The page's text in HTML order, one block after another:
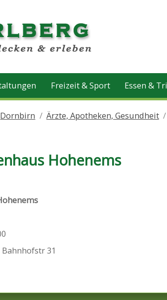
Freizeit & Sport Essen &
Dornbirn Ärzte, Apotheken, Gesundheit
Hohenems
Bahnhofstr 31